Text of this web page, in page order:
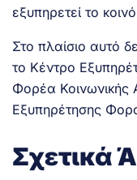
εξυπηρετεί το
Στο πλαίσιο αυτό
το Κέντρο
Φορέα Κοινωνικής
Εξυπηρέτησης
Σχετικά